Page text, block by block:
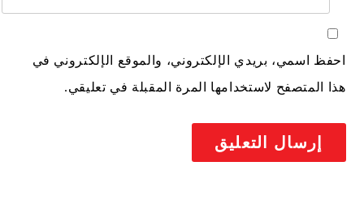
احفظ اسمي، بريدي الإلكتروني، والموقع الإلكتروني في
هذا المتصفح لاستخدامها المرة المقبلة في تعليقي.